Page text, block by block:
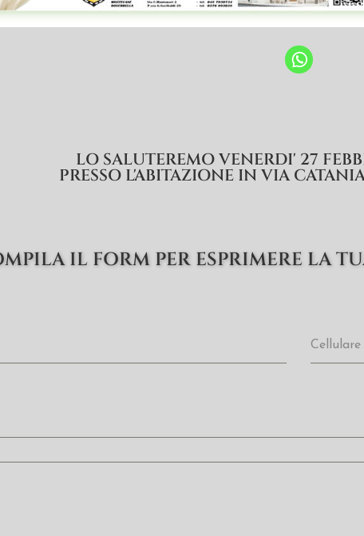
LO SALUTEREMO VENERDI' 27
PRESSO L'ABITAZIONE IN VIA
IL FORM PER ESPRIMERE LA
Cellulare